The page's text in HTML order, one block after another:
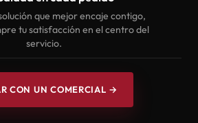
que mejor encaje contigo,
tu satisfacción en el centro del
servicio.
CON UN COMERCIAL →